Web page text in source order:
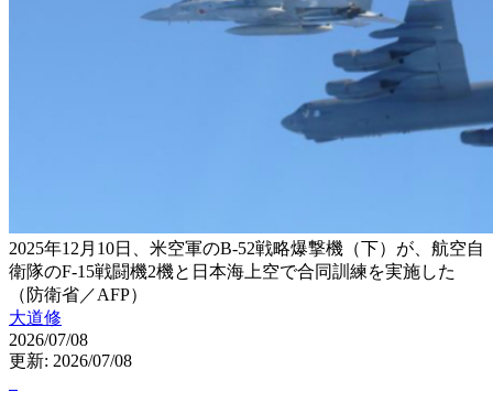
2025年12月10日、米空軍のB-52戦略爆撃機（下）が、航空自
衛隊のF-15戦闘機2機と日本海上空で合同訓練を実施した
（防衛省／AFP）
大道修
2026/07/08
更新: 2026/07/08